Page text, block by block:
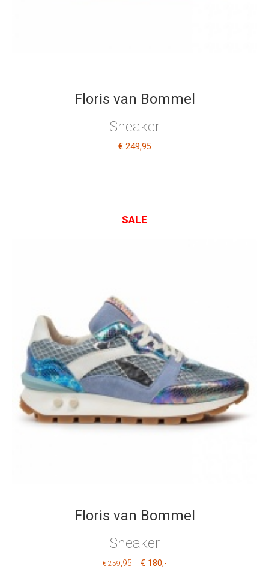
Floris van Bommel
Sneaker
€ 249,95
SALE
Floris van Bommel
Sneaker
€ 259,95 € 180,-